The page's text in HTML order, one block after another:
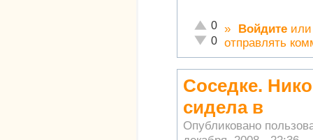
Отлично!
0
Неадекватно!
0
» Войдите
отправлять
Соседке.
сидела в
Опубликовано